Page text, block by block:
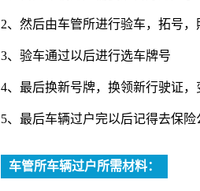
2、然后由车管所进行验车，拓号，
3、验车通过以后进行选车牌号
4、最后换新号牌，换领新行驶证，
5、最后车辆过户完以后记得去保险
车管所车辆过户所需材料：